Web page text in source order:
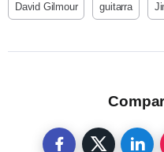
David Gilmour guitarra